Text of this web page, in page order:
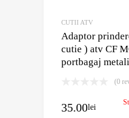
CUTII ATV
Adaptor
cutie ) atv CF
portbagaj
(0
35.00lei